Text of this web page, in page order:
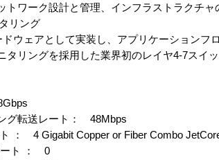
トワーク設計と管理、インフラストラクチャ
リング
ウェアとして実装し、アプリケーションフ
タリングを採用した業界初のレイヤ4-7スイッ
グ転送レート： 48Mbps
： 4 Gigabit Copper or Fiber Combo
ート ： 0